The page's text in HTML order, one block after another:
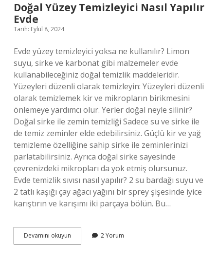
Doğal Yüzey Temizleyici Nasıl Yapılır
Evde
Tarih: Eylül 8, 2024
Evde yüzey temizleyici yoksa ne kullanılır? Limon
suyu, sirke ve karbonat gibi malzemeler evde
kullanabileceğiniz doğal temizlik maddeleridir.
Yüzeyleri düzenli olarak temizleyin: Yüzeyleri düzenli
olarak temizlemek kir ve mikropların birikmesini
önlemeye yardımcı olur. Yerler doğal neyle silinir?
Doğal sirke ile zemin temizliği Sadece su ve sirke ile
de temiz zeminler elde edebilirsiniz. Güçlü kir ve yağ
temizleme özelliğine sahip sirke ile zeminlerinizi
parlatabilirsiniz. Ayrıca doğal sirke sayesinde
çevrenizdeki mikropları da yok etmiş olursunuz.
Evde temizlik sıvısı nasıl yapılır? 2 su bardağı suyu ve
2 tatlı kaşığı çay ağacı yağını bir sprey şişesinde iyice
karıştırın ve karışımı iki parçaya bölün. Bu…
Devamını okuyun
Yüzey
2 Yorum